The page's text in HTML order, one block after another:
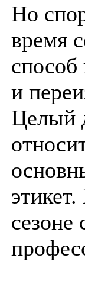
Но
время
способ
и
Целый
сезоне